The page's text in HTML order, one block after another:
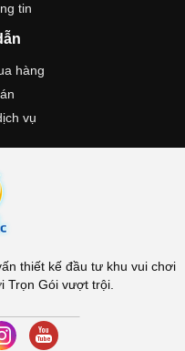
tin
hàng
vụ
thiết kế đầu tư khu vui chơi
Trọn Gói vượt trội.